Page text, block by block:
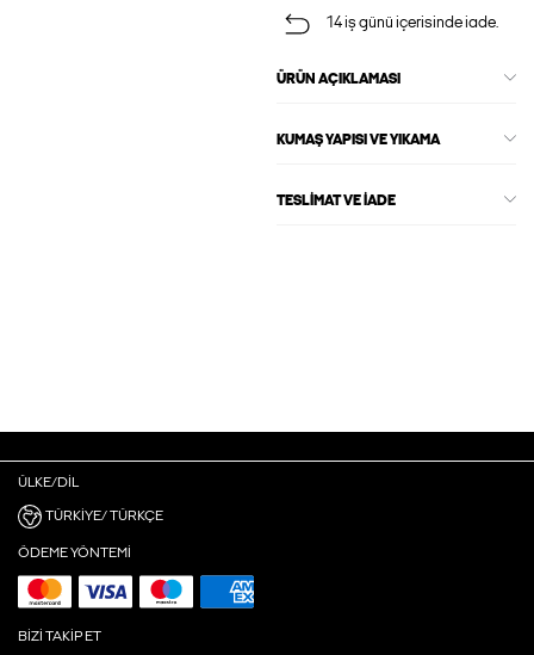
14 iş günü içerisinde iade.
ÜRÜN AÇIKLAMASI
KUMAŞ YAPISI VE YIKAMA
TESLIMAT VE İADE
ÜLKE/DIL
TÜRKIYE/ TÜRKÇE
ÖDEME YÖNTEMI
BIZI TAKIP ET